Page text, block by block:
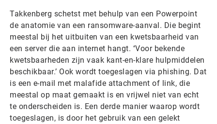
Takkenberg schetst met behulp van een Powerpoint
de anatomie van een ransomware-aanval. Die begint
meestal bij het uitbuiten van een kwetsbaar­heid van
een server die aan internet hangt. ‘Voor bekende
kwetsbaarheden zijn vaak kant-en-klare hulpmiddelen
beschikbaar.’ Ook wordt toegeslagen via phishing. Dat
is een e-mail met malafide attachment of link, die
meestal op maat gemaakt is en vrijwel niet van echt
te onderscheiden is. Een derde manier waarop wordt
toegeslagen, is door het gebruik van een gelekt